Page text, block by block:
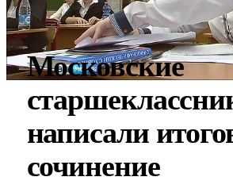
Московские
написали
сочинение